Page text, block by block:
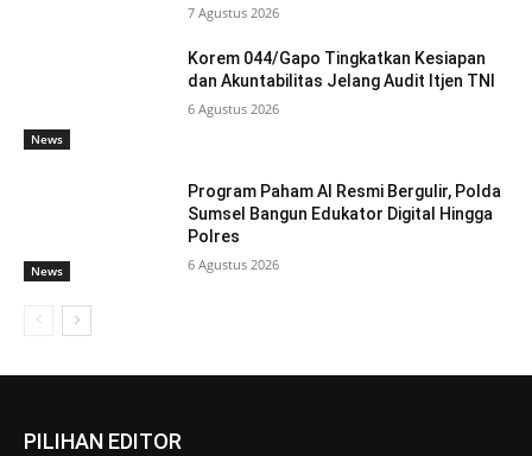
7 Agustus 2026
News
Korem 044/Gapo Tingkatkan Kesiapan
dan Akuntabilitas Jelang Audit Itjen TNI
6 Agustus 2026
News
Program Paham AI Resmi Bergulir, Polda
Sumsel Bangun Edukator Digital Hingga
Polres
6 Agustus 2026
PILIHAN EDITOR